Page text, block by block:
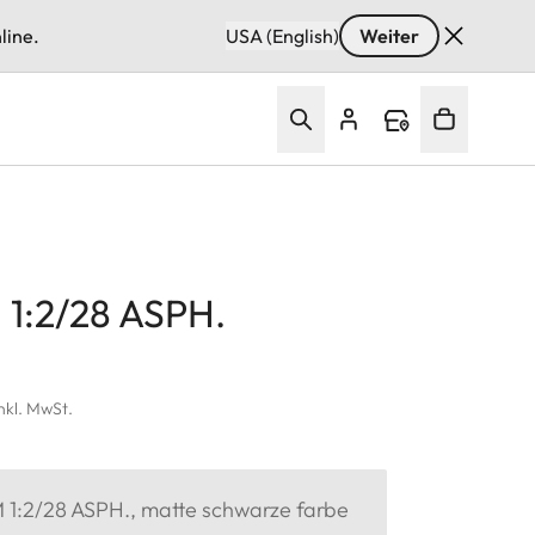
USA (English) Weiter
28 ASPH.
MwSt.
1:2/28 ASPH., matte schwarze farbe